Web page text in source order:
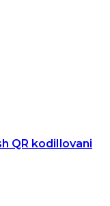
Ilovani